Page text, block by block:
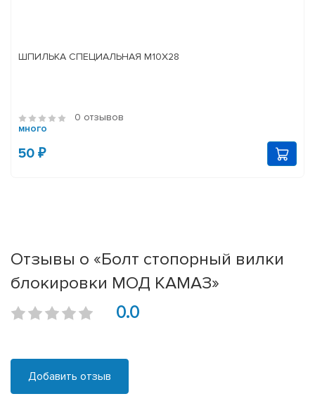
ШПИЛЬКА СПЕЦИАЛЬНАЯ М10Х28
0 отзывов
много
50 ₽
Отзывы о «Болт стопорный вилки
блокировки МОД КАМАЗ»
0.0
Добавить отзыв